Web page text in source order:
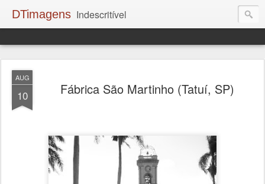
DTimagens Indescritível
AUG
10 Fábrica São Martinho (Tatuí, SP)